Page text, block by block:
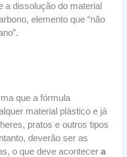
a dissolução do material
elemento que “não
que a fórmula
material plástico e já
pratos e outros tipos
deverão ser as
o que deve acontecera